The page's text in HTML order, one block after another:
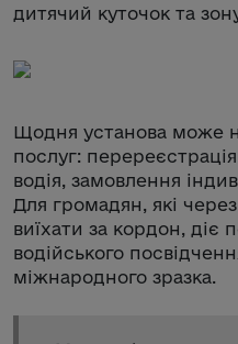
дитячий куточок та
Щодня установа може
послуг:
водія, замовлення
Для громадян, які
виїхати за кордон, діє
водійського
міжнародного зразка.